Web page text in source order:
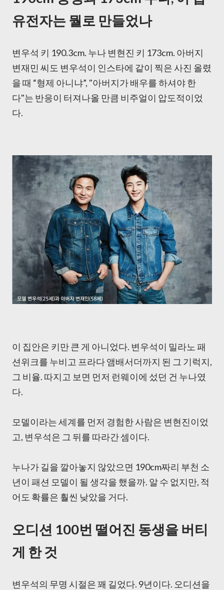
유전자는 뭘로 만들었나
변우석 키 190.3cm. 누나 변현진 키 173cm. 아버지
변재민 씨도 변우석이 인스타에 같이 찍은 사진 올렸
을 때 “형제 아니냐”, "아버지가 배우를 하셔야 한
다"는 반응이 터져나올 만큼 비주얼이 압도적이었
다.
이 집안은 키만 큰 게 아니었다. 변우석이 밀라노 패
션위크를 누비고 프라다 앰배서더까지 된 그 기럭지,
그 비율. 따지고 보면 먼저 런웨이에 섰던 건 누나였
다.
모델이라는 세계를 먼저 경험한 사람은 변현진이었
고, 변우석은 그 뒤를 따라간 셈이다.
누나가 길을 깔아놓지 않았으면 190cm짜리 부천 소
년이 패션 모델이 될 생각을 했을까. 알 수 없지만, 적
어도 확률은 훨씬 낮았을 거다.
오디션 100번 떨어진 동생을 버티
게 한 것
변우석의 무명 시절은 꽤 길었다. 9년이다. 오디션을